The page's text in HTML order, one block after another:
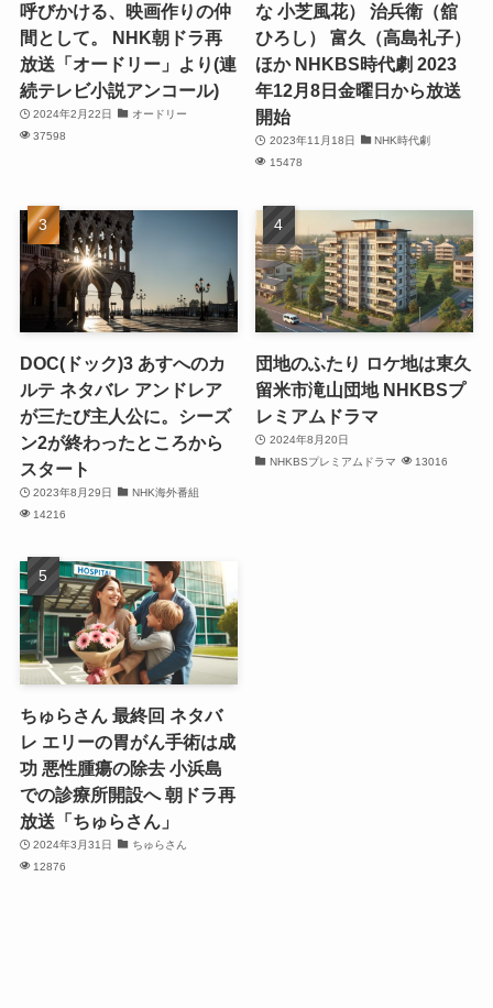
呼びかける、映画作りの仲
間として。 NHK朝ドラ再
放送「オードリー」より(連
続テレビ小説アンコール)
2024年2月22日
オードリー
37598
な 小芝風花） 治兵衛（舘
ひろし） 富久（高島礼子）
ほか NHKBS時代劇 2023
年12月8日金曜日から放送
開始
2023年11月18日
NHK時代劇
15478
DOC(ドック)3 あすへのカ
ルテ ネタバレ アンドレア
が三たび主人公に。シーズ
ン2が終わったところから
スタート
2023年8月29日
NHK海外番組
14216
団地のふたり ロケ地は東久
留米市滝山団地 NHKBSプ
レミアムドラマ
2024年8月20日
NHKBSプレミアムドラマ
13016
ちゅらさん 最終回 ネタバ
レ エリーの胃がん手術は成
功 悪性腫瘍の除去 小浜島
での診療所開設へ 朝ドラ再
放送「ちゅらさん」
2024年3月31日
ちゅらさん
12876